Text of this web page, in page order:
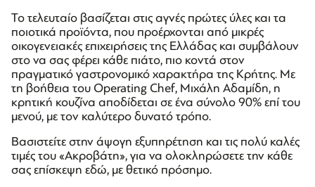
Το τελευταίο βασίζεται στις αγνές πρώτες ύλες και τα
ποιοτικά προϊόντα, που προέρχονται από μικρές
οικογενειακές επιχειρήσεις της Ελλάδας και συμβάλουν
στο να σας φέρει κάθε πιάτο, πιο κοντά στον
πραγματικό γαστρονομικό χαρακτήρα της Κρήτης. Mε
τη βοήθεια του Operating Chef, Μιχάλη Αδαμίδη, η
κρητική κουζίνα αποδίδεται σε ένα σύνολο 90% επί του
μενού, με τον καλύτερο δυνατό τρόπο.
Βασιστείτε στην άψογη εξυπηρέτηση και τις πολύ καλές
τιμές του «Ακροβάτη», για να ολοκληρώσετε την κάθε
σας επίσκεψη εδώ, με θετικό πρόσημο.